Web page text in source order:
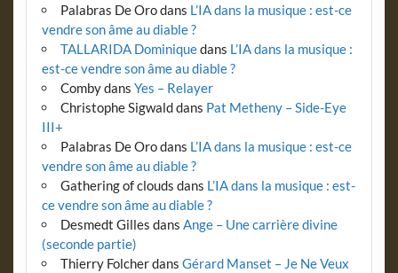
Palabras De Orodans L’IA dans la musique : est-ce
vendre son âme au diable ?
TALLARIDA Dominiquedans L’IA dans la musique :
est-ce vendre son âme au diable ?
Combydans Yes – Relayer
Christophe Sigwalddans Pat Metheny – Side-Eye
III+
Palabras De Orodans L’IA dans la musique : est-ce
vendre son âme au diable ?
Gathering of clouds dans L’IA dans la musique : est-
ce vendre son âme au diable ?
Desmedt Gilles dans Ange – Une carrière divine
(seconde partie)
Thierry Folcherdans Gérard Manset – Je Ne Veux